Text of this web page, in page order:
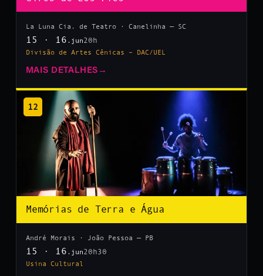
La Luna Cia. de Teatro · Canelinha — SC
15 · 16 .jun20h
Divisão de Artes Cênicas – DAC/UEL
MAIS DETALHES →
12
Memórias de Terra e Água
André Morais · João Pessoa — PB
15 · 16 .jun20h30
Usina Cultural